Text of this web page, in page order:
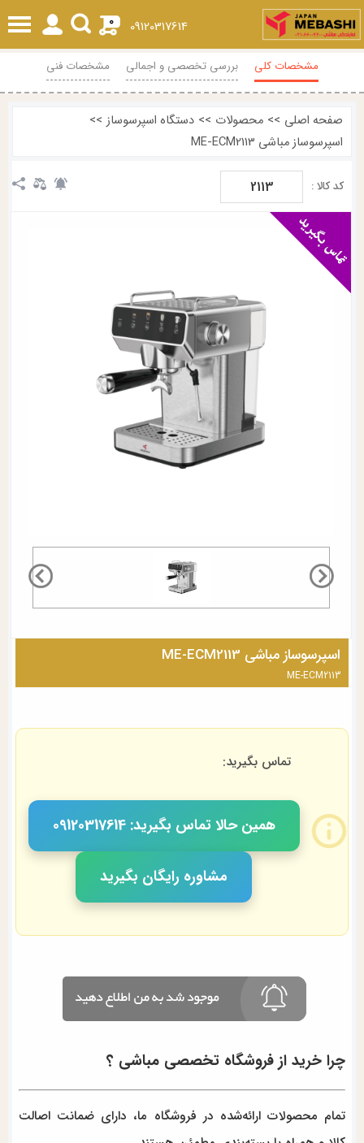
09120317614
0
مشخصات کلی بررسی تخصصی و اجمالی مشخصات فنی
صفحه اصلی >> محصولات >> دستگاه اسپرسوساز >>
اسپرسوساز مباشی ME-ECM2113
کد کالا : 2113
اسپرسوساز مباشی ME-ECM2113
ME-ECM2113
تماس بگیرید:
همین حالا تماس بگیرید: 09120317614
مشاوره رایگان بگیرید
چرا خرید از فروشگاه تخصصی مباشی ؟
تمام محصولات ارائه‌شده در فروشگاه ما، دارای ضمانت اصالت